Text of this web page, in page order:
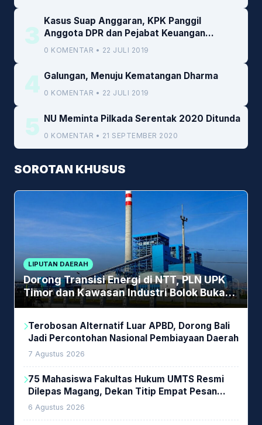
3
Kasus Suap Anggaran, KPK Panggil
Anggota DPR dan Pejabat Keuangan
Kemenkeu
0 KOMENTAR • 22 JULI 2019
4 Galungan, Menuju Kematangan Dharma
0 KOMENTAR • 22 JULI 2019
5 NU Meminta Pilkada Serentak 2020 Ditunda
0 KOMENTAR • 21 SEPTEMBER 2020
SOROTAN KHUSUS
LIPUTAN DAERAH
Dorong Transisi Energi di NTT, PLN UPK
Timor dan Kawasan Industri Bolok Buka
Peluang Investasi Woodchip untuk
Terobosan Alternatif Luar APBD, Dorong Bali
Jadi Percontohan Nasional Pembiayaan Daerah
7 Agustus 2026
75 Mahasiswa Fakultas Hukum UMTS Resmi
Dilepas Magang, Dekan Titip Empat Pesan
Penting
6 Agustus 2026